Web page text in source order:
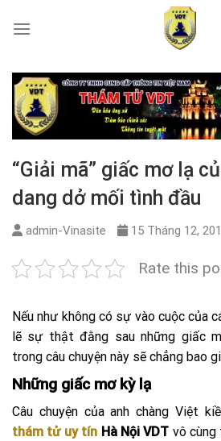
“Giải mã” giấc mơ lạ
dang dở mối tình đầu
admin-Vinasite 15 Tháng 12,
Rate this
Nếu như không có sự vào cuộc của
lẽ sự thật đằng sau những giấc
trong câu chuyện này sẽ chẳng bao
Những giấc mơ kỳ lạ
Câu chuyện của anh chàng Việt
thám tử uy tín Hà Nội VDT vô